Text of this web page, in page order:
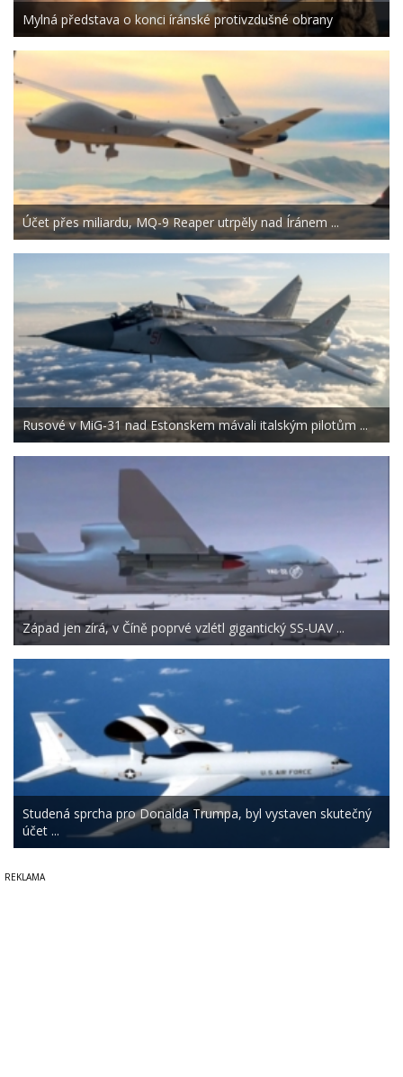
Mylná představa o konci íránské protivzdušné obrany
Účet přes miliardu, MQ-9 Reaper utrpěly nad Íránem ...
Rusové v MiG-31 nad Estonskem mávali italským pilotům ...
Západ jen zírá, v Číně poprvé vzlétl gigantický SS-UAV ...
Studená sprcha pro Donalda Trumpa, byl vystaven skutečný
účet ...